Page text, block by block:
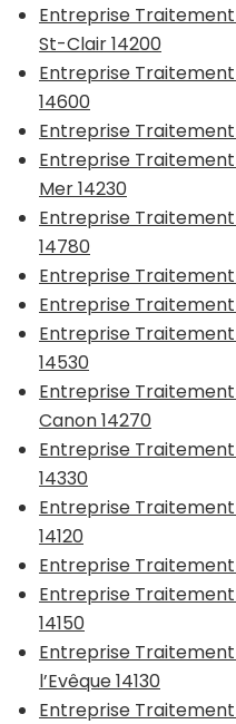
Entreprise Traitement
St-Clair 14200
Entreprise
14600
Entreprise Traitement
Entreprise
Mer 14230
Entreprise
14780
Entreprise Traitement
Entreprise Traitement
Entreprise
14530
Entreprise Traitement
Canon 14270
Entreprise
14330
Entreprise Traitement
14120
Entreprise Traitement
Entreprise
14150
Entreprise
l’Evêque 14130
Entreprise